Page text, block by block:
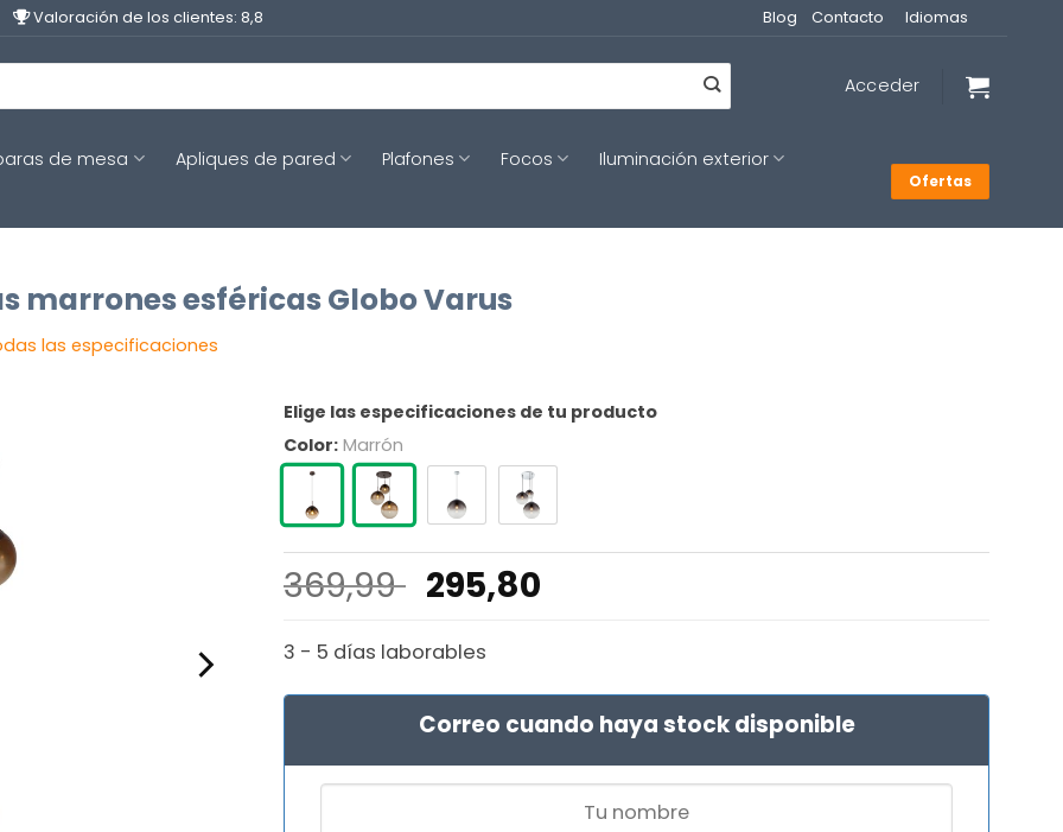
Valoración de los clientes: 8,8 Blog Contacto Idiomas
Acceder
de mesa Apliques de pared Plafones Focos
Iluminación exterior
Ofertas
marrones esféricas Globo Varus
las especificaciones
Elige las especificaciones de tu producto
Color: Marrón
369,99 El
precio
original
era:
369,99 €.
295,80
es:
295,80 €.
3 - 5 días laborables
Correo cuando haya stock disponible